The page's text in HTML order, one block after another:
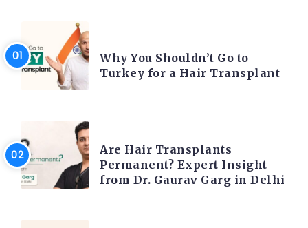
Why You Shouldn’t Go to
Turkey for a Hair Transplant
Are Hair Transplants
Permanent? Expert Insight
from Dr. Gaurav Garg in Delhi